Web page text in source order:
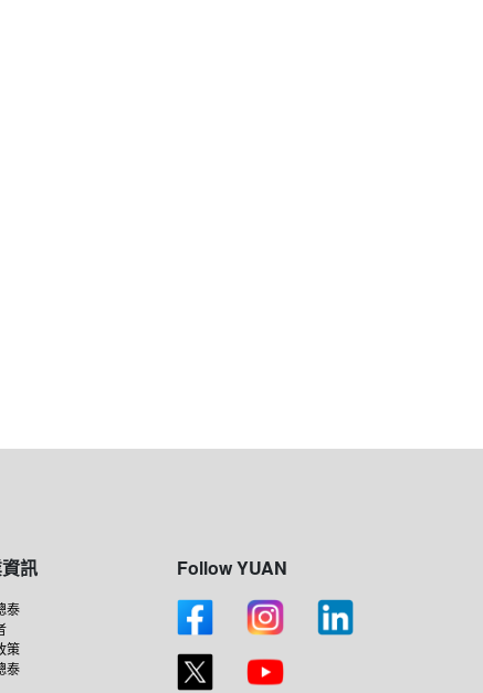
訊
泰
策
泰
Follow YUAN